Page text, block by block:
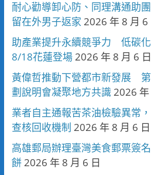
耐心勸導卸心防、同理溝通助
留在外男子返家 2026 年 8 月 6
助產業提升永續競爭力 低碳
8/18花蓮登場 2026 年 8 月 6 日
黃偉哲推動下營都市新發展
劃說明會凝聚地方共識 2026
業者自主通報苦茶油檢驗異常
查核回收機制 2026 年 8 月 6 日
高雄郵局辦理臺灣美食郵票簽
餅 2026 年 8 月 6 日